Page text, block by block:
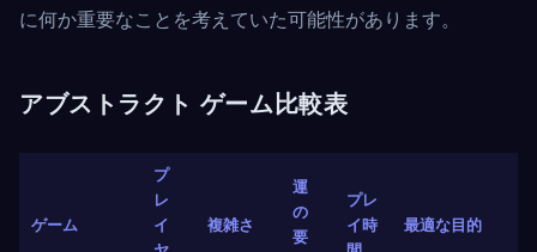
に何か重要なことを考えていた可能性があります。
アブストラクト ゲーム比較表
ゲーム
プ
レ
イ
複雑さ
運
の
要
プレ
イ時
最適な目的